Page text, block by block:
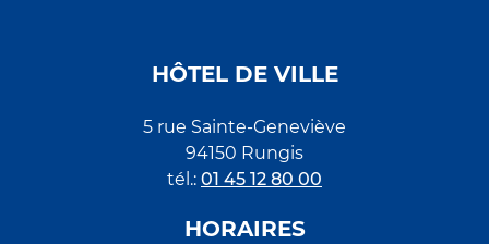
HÔTEL DE VILLE
5 rue Sainte-Geneviève
94150 Rungis
tél.: 01 45 12 80 00
HORAIRES